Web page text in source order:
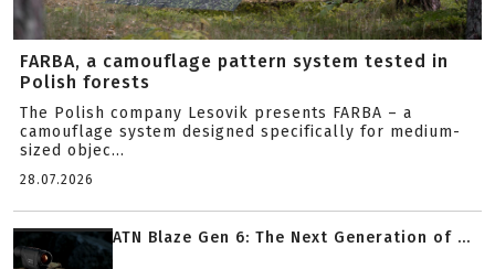
FARBA, a camouflage pattern system tested in
Polish forests
The Polish company Lesovik presents FARBA – a
camouflage system designed specifically for medium-
sized objec...
28.07.2026
ATN Blaze Gen 6: The Next Generation of ...